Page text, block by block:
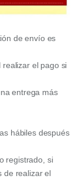
de envío es
el pago si
entrega más
hábiles después
registrado, si
de realizar el